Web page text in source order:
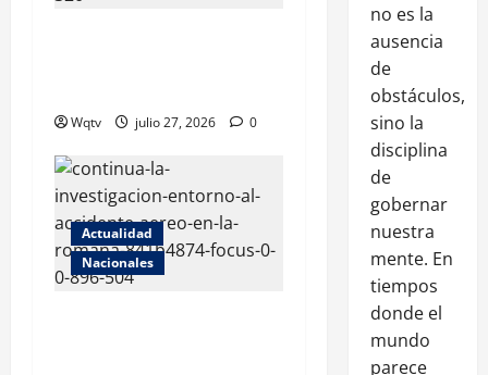
Wqtv julio 27, 2026 0
Actualidad
Nacionales
no es la
ausencia
de
obstáculos,
sino la
disciplina
de
gobernar
nuestra
mente. En
tiempos
donde el
mundo
parece